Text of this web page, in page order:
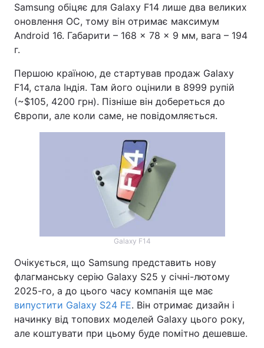
Samsung обіцяє для Galaxy F14 лише два великих
оновлення ОС, тому він отримає максимум
Android 16. Габарити – 168 × 78 × 9 мм, вага – 194
г.
Першою країною, де стартував продаж Galaxy
F14, стала Індія. Там його оцінили в 8999 рупій
(~$105, 4200 грн). Пізніше він добереться до
Європи, але коли саме, не повідомляється.
Galaxy F14
Очікується, що Samsung представить нову
флагманську серію Galaxy S25 у січні-лютому
2025-го, а до цього часу компанія ще має
випустити Galaxy S24 FE. Він отримає дизайн і
начинку від топових моделей Galaxy цього року,
але коштувати при цьому буде помітно дешевше.